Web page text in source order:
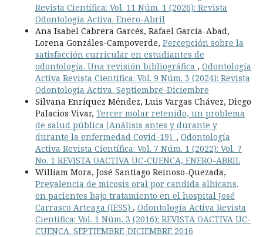
Revista Científica: Vol. 11 Núm. 1 (2026): Revista
Odontología Activa. Enero-Abril
Ana Isabel Cabrera Garcés, Rafael García-Abad,
Lorena Gonzáles-Campoverde, Percepción sobre la
satisfacción curricular en estudiantes de
odontología. Una revisión bibliográfica , Odontología
Activa Revista Científica: Vol. 9 Núm. 3 (2024): Revista
Odontología Activa. Septiembre-Diciembre
Silvana Enríquez Méndez, Luis Vargas Chávez, Diego
Palacios Vivar, Tercer molar retenido, un problema
de salud pública (Análisis antes y durante y
durante la enfermedad Covid-19). , Odontología
Activa Revista Científica: Vol. 7 Núm. 1 (2022): Vol. 7
No. 1 REVISTA OACTIVA UC-CUENCA, ENERO-ABRIL
William Mora, José Santiago Reinoso-Quezada,
Prevalencia de micosis oral por candida albicans,
en pacientes bajo tratamiento en el hospital José
Carrasco Arteaga (IESS) , Odontología Activa Revista
Científica: Vol. 1 Núm. 3 (2016): REVISTA OACTIVA UC-
CUENCA. SEPTIEMBRE-DICIEMBRE 2016